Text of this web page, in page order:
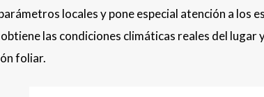
locales y pone especial atención a los
las condiciones climáticas reales del
foliar.